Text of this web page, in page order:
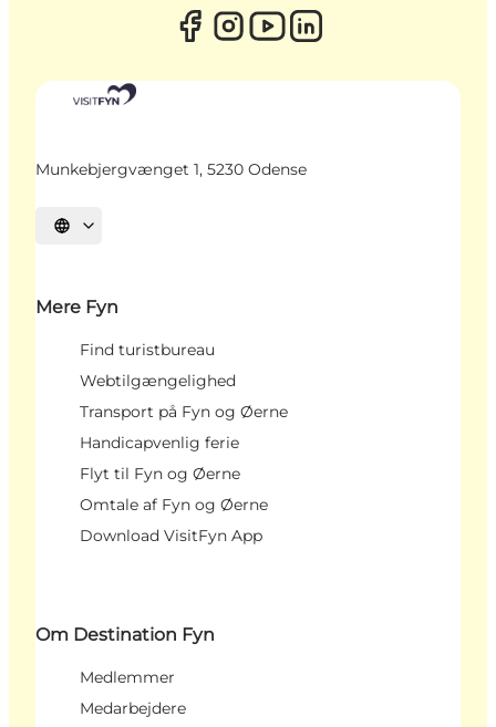
Munkebjergvænget 1, 5230 Odense
Vælg sprog
Mere Fyn
Find turistbureau
Webtilgængelighed
Transport på Fyn og Øerne
Handicapvenlig ferie
Flyt til Fyn og Øerne
Omtale af Fyn og Øerne
Download VisitFyn App
Om Destination Fyn
Medlemmer
Medarbejdere